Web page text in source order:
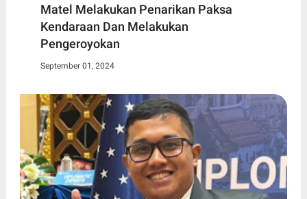
Matel Melakukan Penarikan Paksa
Kendaraan Dan Melakukan
Pengeroyokan
September 01, 2024